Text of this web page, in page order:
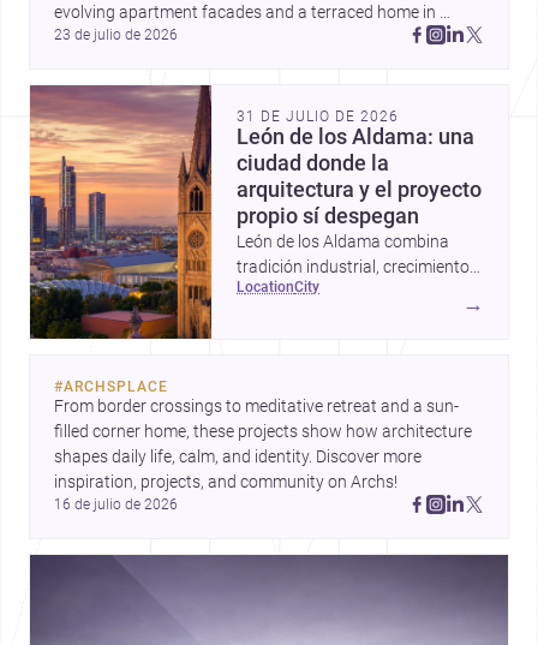
evolving apartment facades and a terraced home in
Amman, these projects show how architecture adapts to
23 de julio de 2026
31 DE JULIO DE 2026
León de los Aldama: una
ciudad donde la
arquitectura y el proyecto
propio sí despegan
León de los Aldama combina
tradición industrial, crecimiento
urbano y una escena profesional
sólida; por eso es un destino muy
location city
→
#ARCHSPLACE
From border crossings to meditative retreat and a sun-
filled corner home, these projects show how architecture
shapes daily life, calm, and identity. Discover more
inspiration, projects, and community on Archs!
16 de julio de 2026